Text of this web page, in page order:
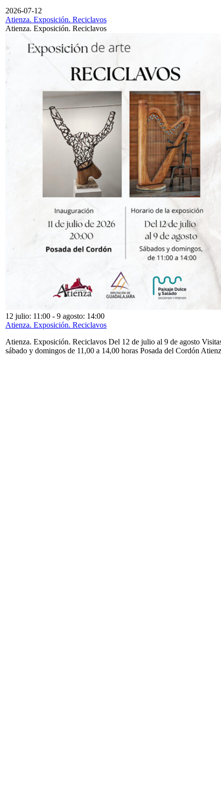
2026-07-12
Atienza. Exposición. Reciclavos
Atienza. Exposición. Reciclavos
12 julio: 11:00 - 9 agosto: 14:00
Atienza. Exposición. Reciclavos
Atienza. Exposición. Reciclavos Del 12 de julio al 9 de agosto
sábado y domingos de 11,00 a 14,00 horas Posada del Cordón